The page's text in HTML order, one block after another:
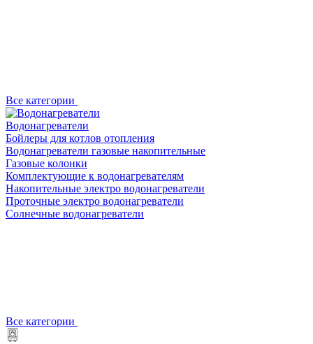
Все категории
Водонагреватели
Бойлеры для котлов отопления
Водонагреватели газовые накопительные
Газовые колонки
Комплектующие к водонагревателям
Накопительные электро водонагреватели
Проточные электро водонагреватели
Солнечные водонагреватели
Все категории